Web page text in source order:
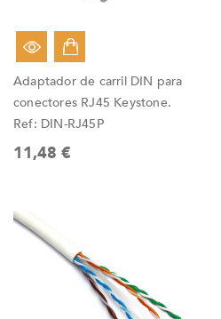
Adaptador de carril DIN para
conectores RJ45 Keystone.
Ref: DIN-RJ45P
11,48 €